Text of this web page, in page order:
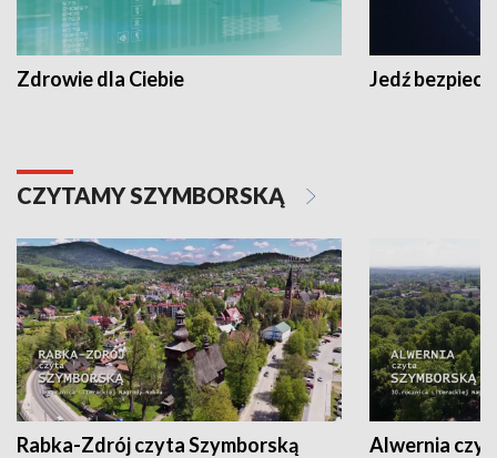
Zdrowie dla Ciebie Jedź
CZYTAMY SZYMBORSKĄ
Rabka-Zdrój czyta Szymborską Alwernia